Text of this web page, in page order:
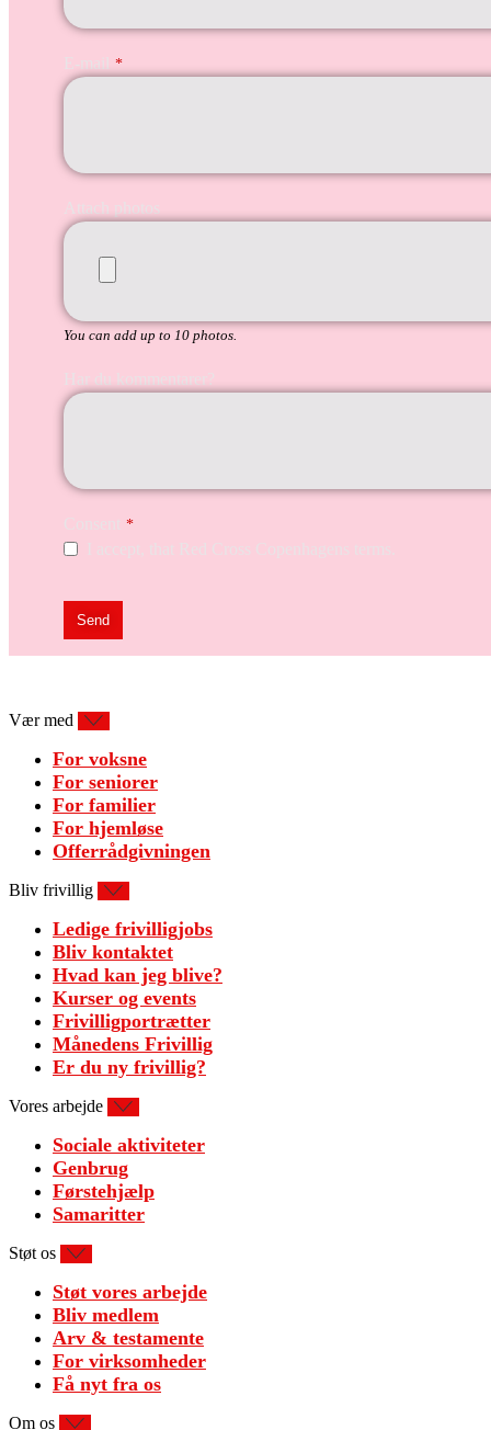
E-mail *
Attach photos
You can add up to 10 photos.
Har du kommentarer?
*
Send
Vær med
For voksne
For seniorer
For familier
For hjemløse
Offerrådgivningen
Bliv frivillig
Ledige frivilligjobs
Bliv kontaktet
Hvad kan jeg blive?
Kurser og events
Frivilligportrætter
Månedens Frivillig
Er du ny frivillig?
Vores arbejde
Sociale aktiviteter
Genbrug
Førstehjælp
Samaritter
Støt os
Støt vores arbejde
Bliv medlem
Arv & testamente
For virksomheder
Få nyt fra os
Om os